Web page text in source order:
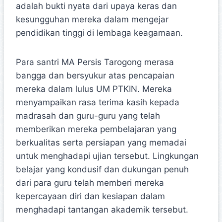
adalah bukti nyata dari upaya keras dan
kesungguhan mereka dalam mengejar
pendidikan tinggi di lembaga keagamaan.
Para santri MA Persis Tarogong merasa
bangga dan bersyukur atas pencapaian
mereka dalam lulus UM PTKIN. Mereka
menyampaikan rasa terima kasih kepada
madrasah dan guru-guru yang telah
memberikan mereka pembelajaran yang
berkualitas serta persiapan yang memadai
untuk menghadapi ujian tersebut. Lingkungan
belajar yang kondusif dan dukungan penuh
dari para guru telah memberi mereka
kepercayaan diri dan kesiapan dalam
menghadapi tantangan akademik tersebut.